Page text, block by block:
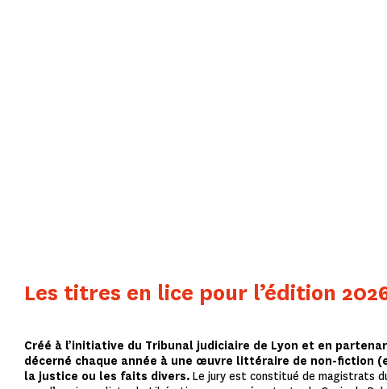
Les titres en lice pour l’édition
Créé à l’initiative du Tribunal judiciaire de Lyon et en
décerné chaque année à une œuvre littéraire de non-fiction
la justice ou les faits divers. Le jury est constitué de magistrats